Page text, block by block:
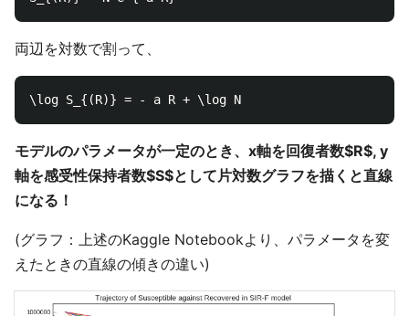
両辺を対数で割って、
モデルのパラメータが一定のとき、x軸を回復者数$R$, y
軸を感受性保持者数$S$として片対数グラフを描くと直線
になる！
(グラフ：上述のKaggle Notebookより、パラメータを変
えたときの直線の傾きの違い)